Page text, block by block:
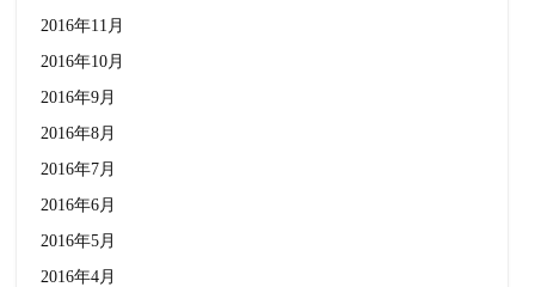
2016年11月
2016年10月
2016年9月
2016年8月
2016年7月
2016年6月
2016年5月
2016年4月